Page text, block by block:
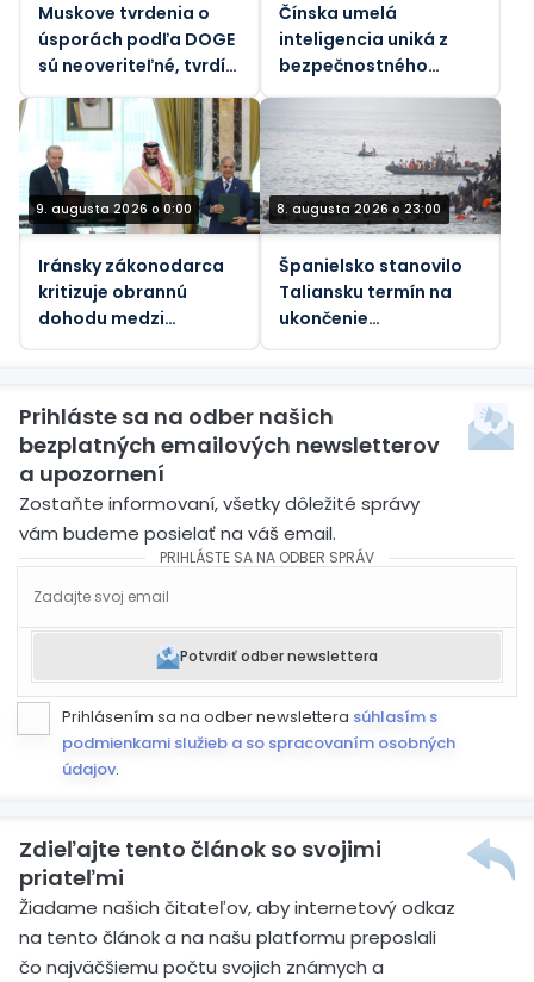
Muskove tvrdenia o
úsporách podľa DOGE
sú neoveriteľné, tvrdí
vládny dozorný orgán
Čínska umelá
inteligencia uniká z
bezpečnostného
pieskoviska, tvrdia
9. augusta 2026 o 0:00
Iránsky zákonodarca
kritizuje obrannú
dohodu medzi
8. augusta 2026 o 23:00
Španielsko stanovilo
Taliansku termín na
ukončenie
migrantov
Prihláste sa na odber našich
bezplatných emailových newsletterov
a upozornení
Zostaňte informovaní, všetky dôležité správy
vám budeme posielať na váš email.
PRIHLÁSTE SA NA ODBER SPRÁV
Potvrdiť odber newslettera
Prihlásením sa na odber newslettera súhlasím s
podmienkami služieb a so spracovaním osobných
údajov.
Zdieľajte tento článok so svojimi
priateľmi
Žiadame našich čitateľov, aby internetový odkaz
na tento článok a na našu platformu preposlali
čo najväčšiemu počtu svojich známych a